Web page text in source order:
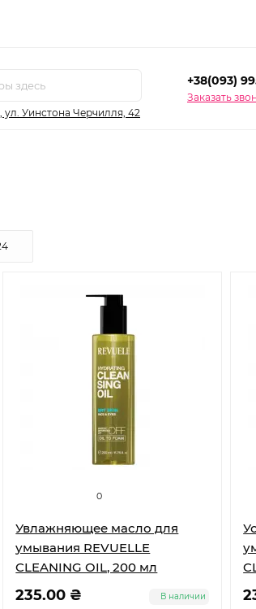
ул. Уинстона Черчилля, 42
+38(093)
Заказать
0
Увлажняющее масло для
умывания REVUELLE
CLEANING OIL, 200 мл
235.00 ₴ В наличии